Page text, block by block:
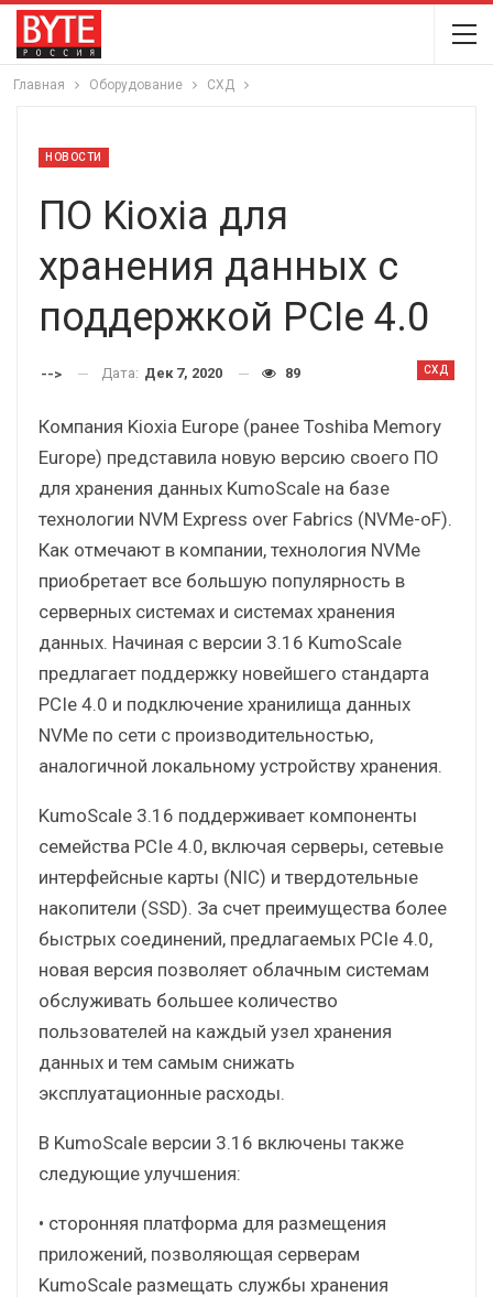
Главная Оборудование СХД
НОВОСТИ
ПО Kioxia для
хранения данных с
поддержкой PCIe 4.0
СХД
--> Дата: Дек 7, 2020 89
Компания Kioxia Europe (ранее Toshiba Memory
Europe) представила новую версию своего ПО
для хранения данных KumoScale на базе
технологии NVM Express over Fabrics (NVMe-oF).
Как отмечают в компании, технология NVMe
приобретает все большую популярность в
серверных системах и системах хранения
данных. Начиная с версии 3.16 KumoScale
предлагает поддержку новейшего стандарта
PCIe 4.0 и подключение хранилища данных
NVMe по сети с производительностью,
аналогичной локальному устройству хранения.
KumoScale 3.16 поддерживает компоненты
семейства PCIe 4.0, включая серверы, сетевые
интерфейсные карты (NIC) и твердотельные
накопители (SSD). За счет преимущества более
быстрых соединений, предлагаемых PCIe 4.0,
новая версия позволяет облачным системам
обслуживать большее количество
пользователей на каждый узел хранения
данных и тем самым снижать
эксплуатационные расходы.
В KumoScale версии 3.16 включены также
следующие улучшения:
• сторонняя платформа для размещения
приложений, позволяющая серверам
KumoScale размещать службы хранения